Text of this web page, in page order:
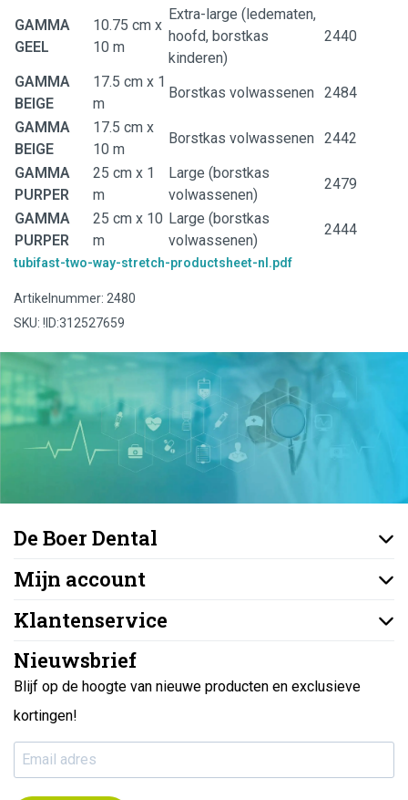
GAMMA
GEEL
10.75 cm x
10 m
Extra-large (ledematen,
hoofd, borstkas
kinderen)
2440
GAMMA
BEIGE
17.5 cm x 1
m
Borstkas volwassenen
2484
GAMMA
BEIGE
17.5 cm x
10 m
Borstkas volwassenen
2442
GAMMA
PURPER
25 cm x 1
m
Large (borstkas
volwassenen)
2479
GAMMA
PURPER
25 cm x 10
m
Large (borstkas
volwassenen)
2444
tubifast-two-way-stretch-productsheet-nl.pdf
Artikelnummer: 2480
SKU: !ID:312527659
De Boer Dental
Mijn account
Klantenservice
Nieuwsbrief
Blijf op de hoogte van nieuwe producten en exclusieve
kortingen!